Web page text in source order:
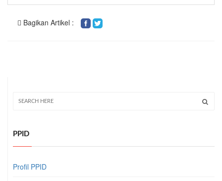
Bagikan Artikel :
PPID
Profil PPID